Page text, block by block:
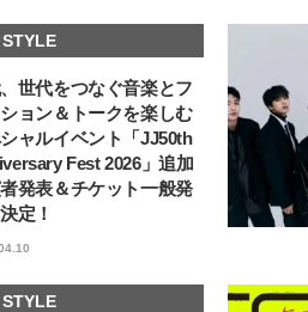
世代をつなぐ音楽とフ
ョン＆トークを楽しむ
ャルイベント「JJ50th
Fest 2026」追加
発表＆チケット一般発
定！